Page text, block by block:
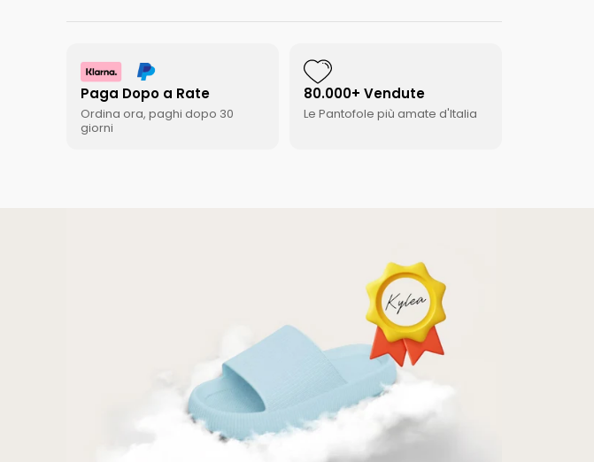
Paga Dopo a Rate
Ordina ora, paghi dopo 30
giorni
80.000+ Vendute
Le Pantofole più amate d'Italia